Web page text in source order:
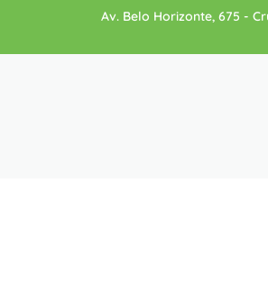
Av. Belo Horizonte, 675 -